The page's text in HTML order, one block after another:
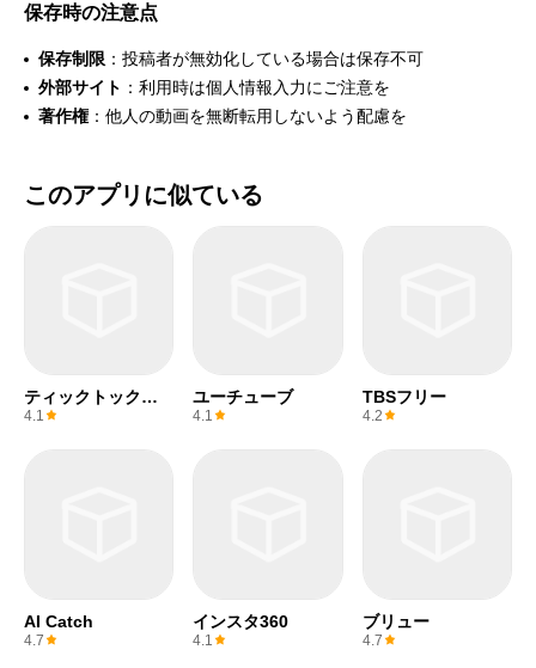
保存時の注意点
保存制限 ：投稿者が無効化している場合は保存不可
外部サイト ：利用時は個人情報入力にご注意を
著作権：他人の動画を無断転用しないよう配慮を
このアプリに似ている
ティックトックラ
イト
4.1
ユーチューブ
4.1
TBSフリー
4.2
AI Catch
4.7
インスタ360
4.1
ブリュー
4.7